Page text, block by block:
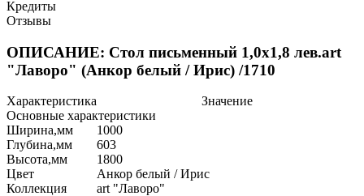
Кредиты
Отзывы
ОПИСАНИЕ: Стол письменный 1,0х1,8 лев.art
"Лаворо" (Анкор белый / Ирис) /1710
Характеристика
Значение
Основные характеристики
Ширина,мм
1000
Глубина,мм
603
Высота,мм
1800
Цвет
Анкор белый / Ирис
Коллекция
art "Лаворо"